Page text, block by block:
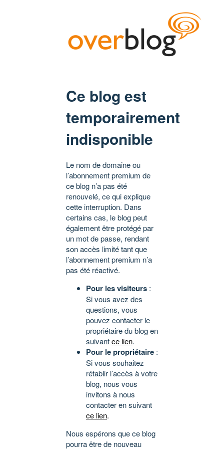
Ce blog est
temporairement
indisponible
Le nom de domaine ou
l’abonnement premium de
ce blog n’a pas été
renouvelé, ce qui explique
cette interruption. Dans
certains cas, le blog peut
également être protégé par
un mot de passe, rendant
son accès limité tant que
l’abonnement premium n’a
pas été réactivé.
Pour les visiteurs :
Si vous avez des
questions, vous
pouvez contacter le
propriétaire du blog en
suivantce lien.
Pour le propriétaire :
Si vous souhaitez
rétablir l’accès à votre
blog, nous vous
invitons à nous
contacter en suivant
ce lien.
Nous espérons que ce blog
pourra être de nouveau